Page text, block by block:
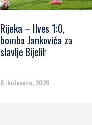
Rijeka – Ilves 1:0,
bomba Jankovića za
slavlje Bijelih
6. kolovoza, 2026